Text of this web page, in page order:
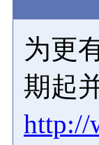
为更
期起
http://